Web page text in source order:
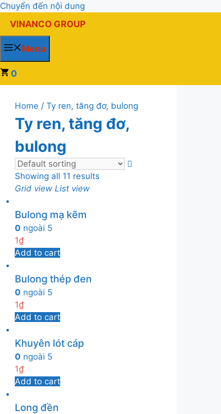
Chuyển đến nội dung
VINANCO GROUP
Menu
0
Home / Ty ren, tăng đơ, bulong
Ty ren, tăng đơ,
bulong
Showing all 11 results
Grid view List view
Bulong mạ kẽm
0 ngoài 5
1₫
Add to cart
Bulong thép đen
0 ngoài 5
1₫
Add to cart
Khuyên lót cáp
0 ngoài 5
1₫
Add to cart
Long đền